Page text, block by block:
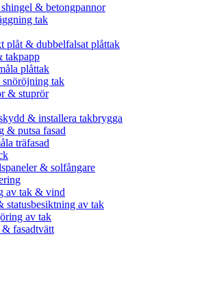
& betongpannor
tak
plåt & dubbelfalsat plåttak
takpapp
plåttak
tak
& stuprör
& installera takbrygga
& putsa fasad
träfasad
& solfångare
av tak & vind
statusbesiktning av tak
av tak
fasadtvätt